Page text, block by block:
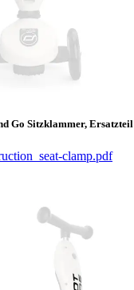
Go Sitzklammer, Ersatzteil
clamp.pdf